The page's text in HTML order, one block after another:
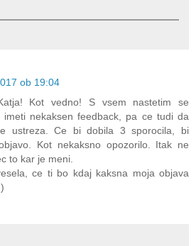
ob 19:04
Kot vedno! S vsem nastetim se
nekaksen feedback, pa ce tudi da
ustreza. Ce bi dobila 3 sporocila, bi
Kot nekaksno opozorilo. Itak ne
to kar je meni.
ce ti bo kdaj kaksna moja objava